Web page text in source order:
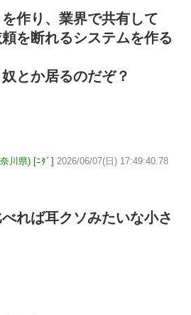
作り、業界で共有して
を断れるシステムを作る
とか居るのだぞ？
川県) [ﾆﾀﾞ] 2026/06/07(日) 17:49:40.78
れば耳クソみたいな小さ